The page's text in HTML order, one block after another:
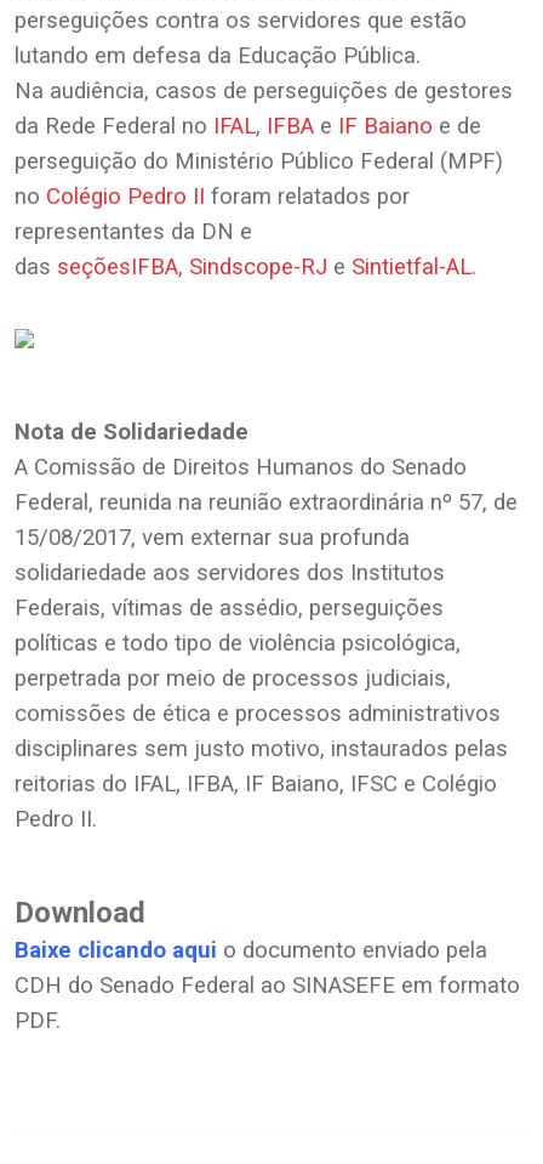
perseguições contra os servidores que estão
lutando em defesa da Educação Pública.
Na audiência, casos de perseguições de gestores
da Rede Federal no IFAL, IFBA e IF Baiano e de
perseguição do Ministério Público Federal (MPF)
no Colégio Pedro II foram relatados por
representantes da DN e
das seçõesIFBA, Sindscope-RJ e Sintietfal-AL.
Nota de Solidariedade
A Comissão de Direitos Humanos do Senado
Federal, reunida na reunião extraordinária nº 57, de
15/08/2017, vem externar sua profunda
solidariedade aos servidores dos Institutos
Federais, vítimas de assédio, perseguições
políticas e todo tipo de violência psicológica,
perpetrada por meio de processos judiciais,
comissões de ética e processos administrativos
disciplinares sem justo motivo, instaurados pelas
reitorias do IFAL, IFBA, IF Baiano, IFSC e Colégio
Pedro II.
Download
Baixe clicando aqui o documento enviado pela
CDH do Senado Federal ao SINASEFE em formato
PDF.